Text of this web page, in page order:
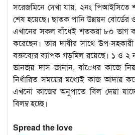
সরেজমিনে দেখা যায়, ২নং পিআইসিতে
শেষ হয়েছে। ছাতক পানি উন্নয়ন বোর্ডের
এখানের সকল বাঁধেই শতকরা ৮০ ভাগ
করেছেন। তার দাবীর সাথে উপ-
বক্তব্যের ব্যাপক গড়মিল রয়েছে। ১ ও ২
ভানজয় দাস জানান, বাঁেধর কাজে
নির্ধারিত সময়ের মধ্যেই কাজ আদায়
এখনো কাজের অনুপাতে বিল দেয়া
বিলম্ব হচ্ছে।
Spread the love